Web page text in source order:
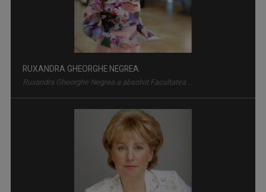
AKZENTEMisiunea principală a emisiunii este să fie ...
RUXANDRA GHEORGHE NEGREA
Ruxandra Gheorghe Negrea a absolvit Facultatea ...